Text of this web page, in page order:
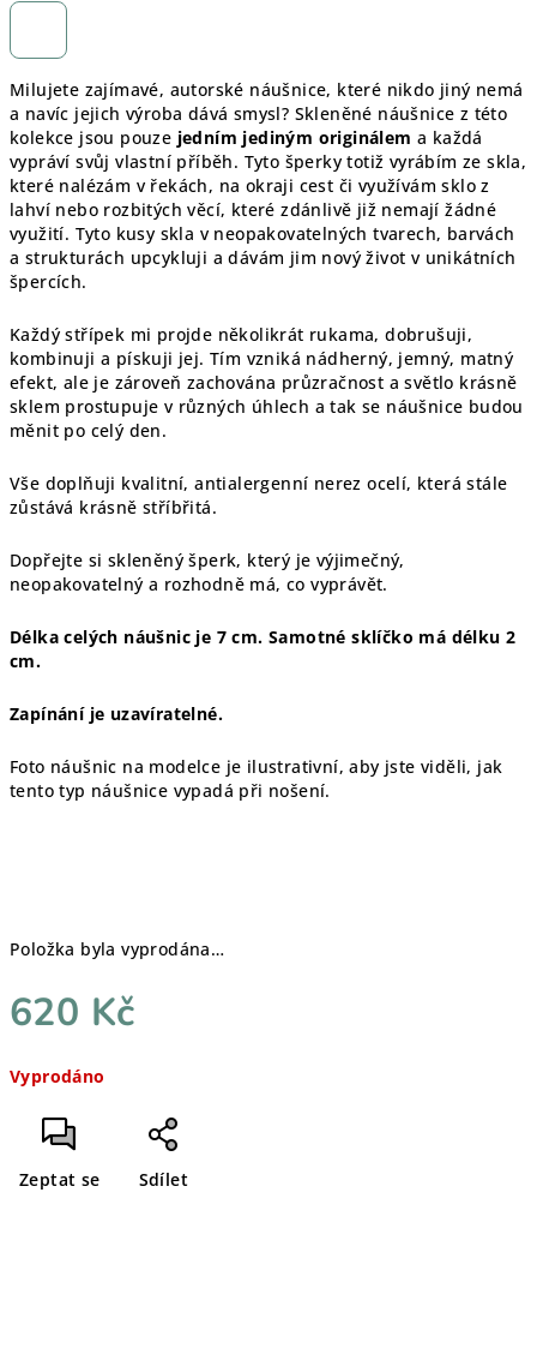
Milujete zajímavé, autorské náušnice, které nikdo jiný nemá
a navíc jejich výroba dává smysl? Skleněné náušnice z této
kolekce jsou pouze jedním jediným originálem a každá
vypráví svůj vlastní příběh. Tyto šperky totiž vyrábím ze skla,
které nalézám v řekách, na okraji cest či využívám sklo z
lahví nebo rozbitých věcí, které zdánlivě již nemají žádné
využití. Tyto kusy skla v neopakovatelných tvarech, barvách
a strukturách upcykluji a dávám jim nový život v unikátních
špercích.
Každý střípek mi projde několikrát rukama, dobrušuji,
kombinuji a pískuji jej. Tím vzniká nádherný, jemný, matný
efekt, ale je zároveň zachována průzračnost a světlo krásně
sklem prostupuje v různých úhlech a tak se náušnice budou
měnit po celý den.
Vše doplňuji kvalitní, antialergenní nerez ocelí, která stále
zůstává krásně stříbřitá.
Dopřejte si skleněný šperk, který je výjimečný,
neopakovatelný a rozhodně má, co vyprávět.
Délka celých náušnic je 7 cm. Samotné sklíčko má délku 2
cm.
Zapínání je uzavíratelné.
Foto náušnic na modelce je ilustrativní, aby jste viděli, jak
tento typ náušnice vypadá při nošení.
Položka byla vyprodána…
620 Kč
cena:
Vyprodáno
Zeptat se Sdílet